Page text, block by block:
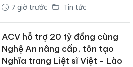
7 giờ trước Tin tức
ACV hỗ trợ 20 tỷ đồng cùng
Nghệ An nâng cấp, tôn tạo
Nghĩa trang Liệt sĩ Việt - Lào